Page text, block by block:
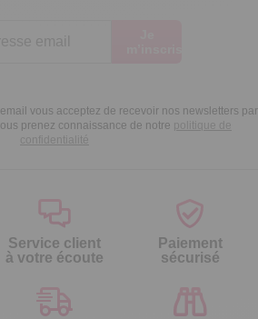
vous acceptez de recevoir nos newsletters par
prenez connaissance de notre politique de
confidentialité
Service client
à votre écoute
Paiement
sécurisé